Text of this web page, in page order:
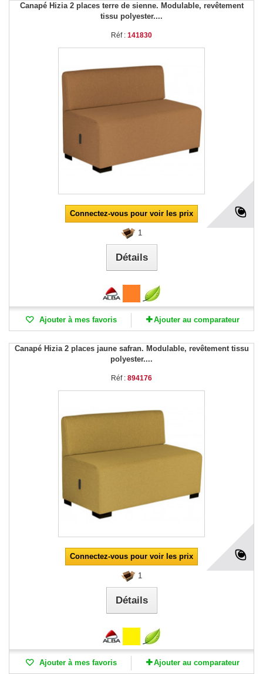
Canapé Hizia 2 places terre de sienne. Modulable, revêtement
tissu polyester....
Réf : 141830
Connectez-vous pour voir les prix
1
Détails
Ajouter à mes favoris Ajouter au comparateur
Canapé Hizia 2 places jaune safran. Modulable, revêtement tissu
polyester....
Réf : 894176
Connectez-vous pour voir les prix
1
Détails
Ajouter à mes favoris Ajouter au comparateur